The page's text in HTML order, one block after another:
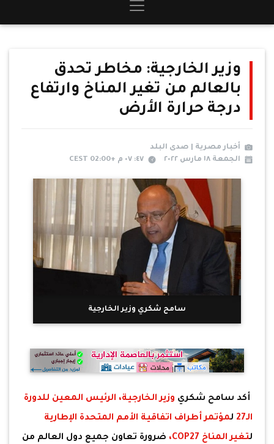
وزير الخارجية: مخاطر تحدق
بالعالم من تغير المناخ وارتفاع
درجة حرارة الأرض
أخبار مصرية | صدى البلد
الجمعة ١٨ مارس ٢٠٢٢
٤٧: ٠٧ م +02:00 CEST
سامح شكري وزير الخارجية
أكد سامح شكري وزير الخارجية، الرئيس المعين للدورة
الـ27
لمؤتمر أطراف اتفاقية الأمم المتحدة الإطارية
لتغير المناخ COP27،
ضرورة تعاون جميع دول العالم من